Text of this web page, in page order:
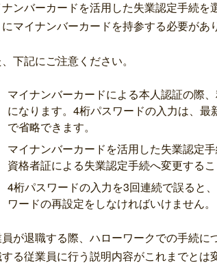
ンバーカードを活用した失業認定手続
マイナンバーカードを持参する必要があ
下記にご注意ください。
マイナンバーカードによる本人認証の際、
になります。4桁パスワードの入力は、
で省略できます。
マイナンバーカードを活用した失業認定
資格者証による失業認定手続へ変更するこ
4桁パスワードの入力を3回連続で誤ると
ワードの再設定をしなければいけません。
が退職する際、ハローワークでの手続に
る従業員に行う説明内容がこれまでとは